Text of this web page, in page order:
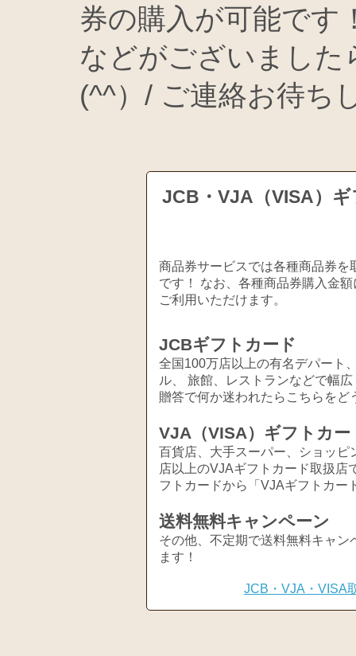
券の購入が可能です
などがございました
(^^）/ ご連絡お待ち
JCB・VJA（VISA）
商品券サービスでは各種商品券
です！ なお、各種商品券購入金
ご利用いただけます。
JCBギフトカード
全国100万店以上の有名デパート
ル、 旅館、レストランなどで幅
贈答で何か迷われたらこちらをど
VJA（VISA）ギフトカー
百貨店、大手スーパー、ショッ
店以上のVJAギフトカード取扱店
フトカードから「VJAギフトカー
送料無料キャンペーン
その他、不定期で送料無料キャ
ます！
JCB・VJA・VISA